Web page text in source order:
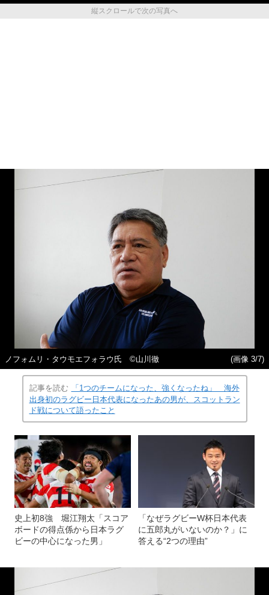
縦スクロールで次の写真へ
ノフォムリ・タウモエフォラウ氏 ©山川徹 (画像 3/7)
記事を読む
「1つのチームになった、強くなったね」 海外
出身初のラグビー日本代表になったあの男が、スコットラン
ド戦について語ったこと
史上初8強 堀江翔太「スコア
ボードの得点係から日本ラグ
ビーの中心になった男」
「なぜラグビーW杯日本代表
に五郎丸がいないのか？」に
答える“2つの理由”